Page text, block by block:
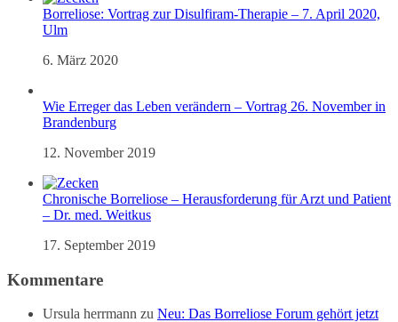
Borreliose: Vortrag zur Disulfiram-Therapie – 7. April 2020,
Ulm
6. März 2020
Wie Erreger das Leben verändern – Vortrag 26. November in
Brandenburg
12. November 2019
Chronische Borreliose – Herausforderung für Arzt und Patient
– Dr. med. Weitkus
17. September 2019
Kommentare
Ursula herrmann zu Neu: Das Borreliose Forum gehört jetzt